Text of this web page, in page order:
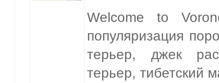
Welcome to
популяризация
терьер, джек
терьер, тибетский